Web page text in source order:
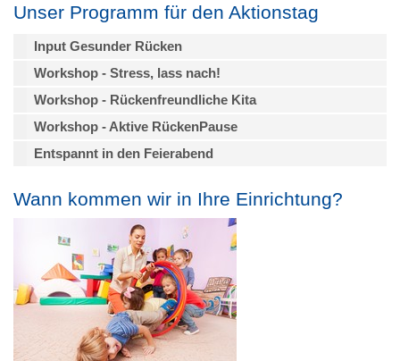
Unser Programm für den Aktionstag
Input Gesunder Rücken
Workshop - Stress, lass nach!
Workshop - Rückenfreundliche Kita
Workshop - Aktive RückenPause
Entspannt in den Feierabend
Wann kommen wir in Ihre Einrichtung?